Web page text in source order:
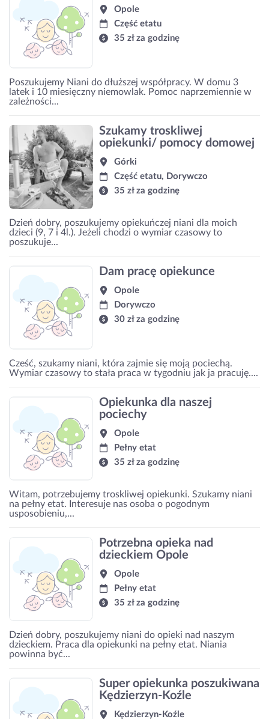
Opole
Część etatu
35 zł za godzinę
Poszukujemy Niani do dłuższej współpracy. W domu 3
latek i 10 miesięczny niemowlak. Pomoc naprzemiennie w
zależności...
Szukamy troskliwej
opiekunki/ pomocy domowej
Górki
Część etatu, Dorywczo
35 zł za godzinę
Dzień dobry, poszukujemy opiekuńczej niani dla moich
dzieci (9, 7 i 4l.). Jeżeli chodzi o wymiar czasowy to
poszukuje...
Dam pracę opiekunce
Opole
Dorywczo
30 zł za godzinę
Cześć, szukamy niani, która zajmie się moją pociechą.
Wymiar czasowy to stała praca w tygodniu jak ja pracuję....
Opiekunka dla naszej
pociechy
Opole
Pełny etat
35 zł za godzinę
Witam, potrzebujemy troskliwej opiekunki. Szukamy niani
na pełny etat. Interesuje nas osoba o pogodnym
usposobieniu,...
Potrzebna opieka nad
dzieckiem Opole
Opole
Pełny etat
35 zł za godzinę
Dzień dobry, poszukujemy niani do opieki nad naszym
dzieckiem. Praca dla opiekunki na pełny etat. Niania
powinna być...
Super opiekunka poszukiwana
Kędzierzyn-Koźle
Kędzierzyn-Koźle